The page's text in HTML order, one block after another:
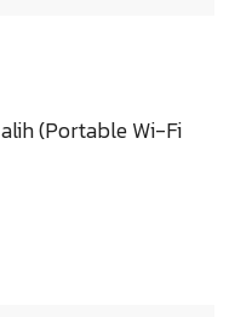
(Portable Wi-Fi